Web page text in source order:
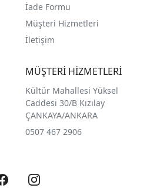
İade Formu
Müşteri Hizmetleri
İletişim
MÜŞTERİ HİZMETLERİ
Kültür Mahallesi Yüksel
Caddesi 30/B Kızılay
ÇANKAYA/ANKARA
0507 467 2906